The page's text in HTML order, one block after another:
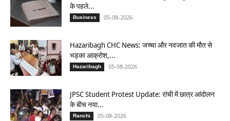
के पहले...
Business 05-08-2026
Hazaribagh CHC News: जच्चा और नवजात की मौत से
भड़का आक्रोश,...
Hazaribagh 05-08-2026
JPSC Student Protest Update: रांची में छात्र आंदोलन
के बीच नया...
Ranchi 05-08-2026